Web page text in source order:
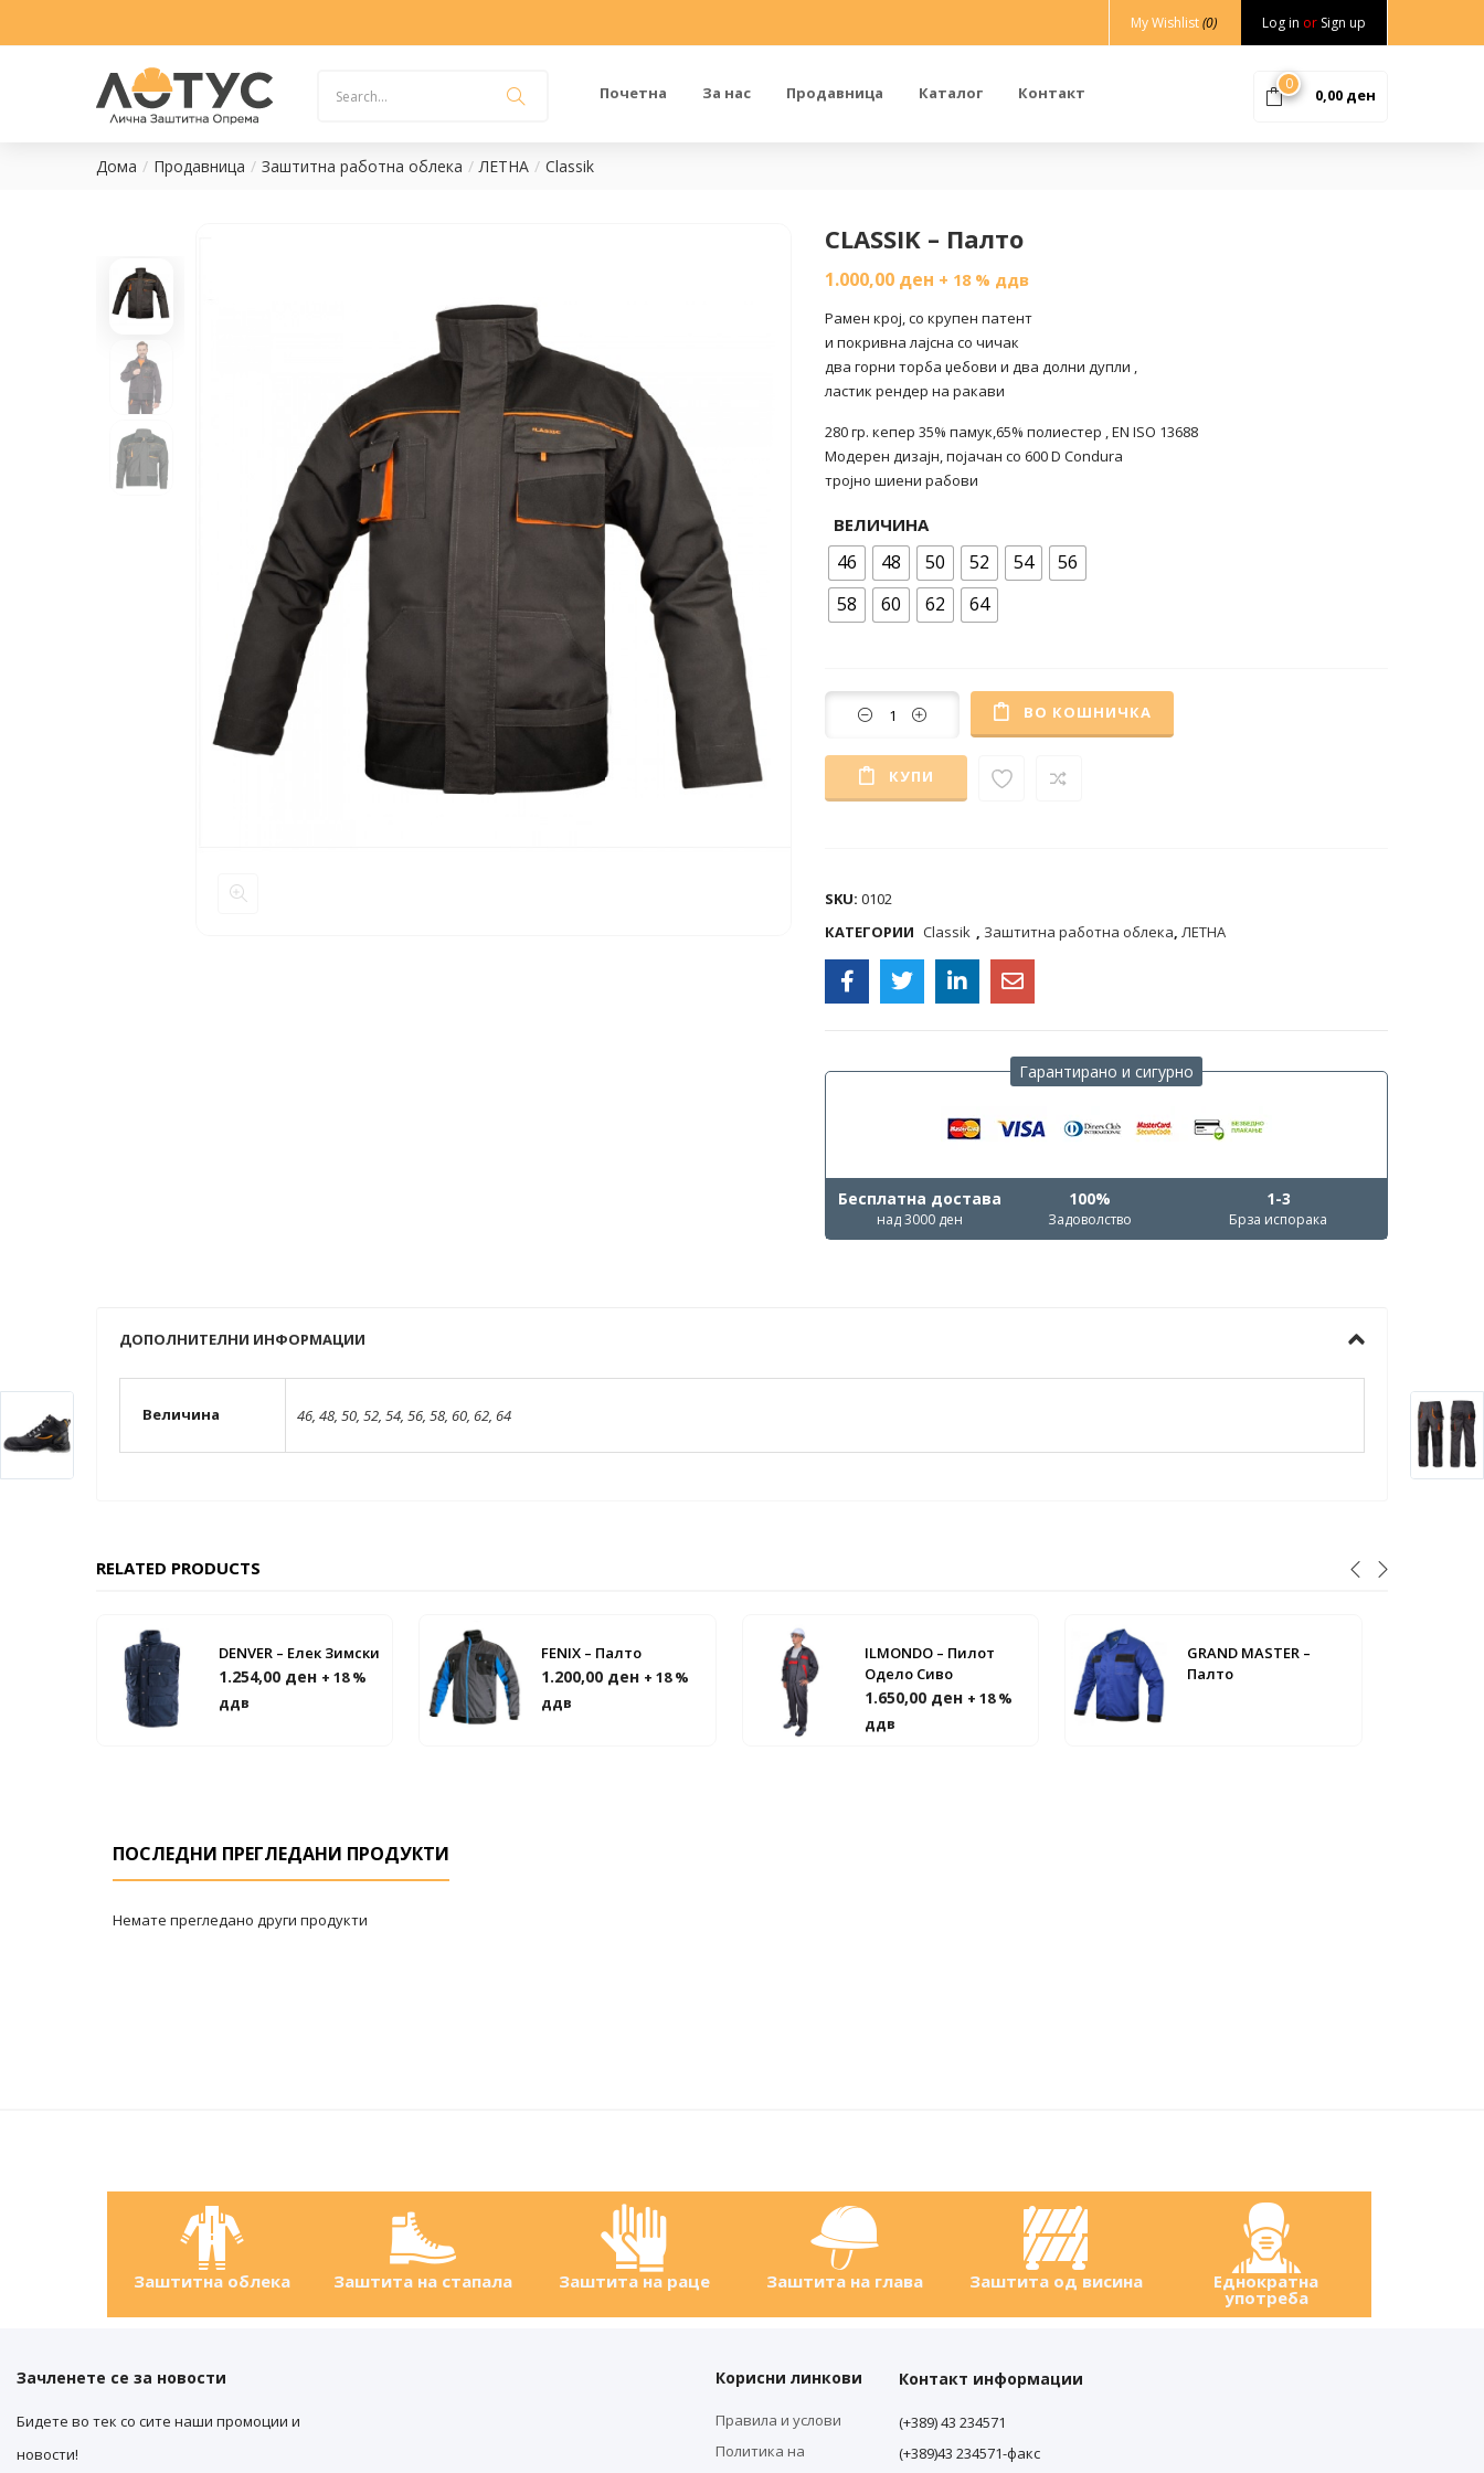
My Wishlist(0) Log in or Sign up
0
0,00 ден
Почетна За нас Продавница Каталог Контакт
Дома Продавница Заштитна работна облека ЛЕТНА Classik
CLASSIK – Палто
1.000,00 ден + 18 % ддв
Рамен крој, со крупен патент
и покривна лајсна со чичак
два горни торба џебови и два долни дупли ,
ластик рендер на ракави
280 гр. кепер 35% памук,65% полиестер , EN ISO 13688
Модерен дизајн, појачан со 600 D Condura
тројно шиени рабови
ВЕЛИЧИНА
46 48 50 52 54
56
58
60 62 64
ВО КОШНИЧКА
КУПИ
SKU: 0102
КАТЕГОРИИ Classik , Заштитна работна облека, ЛЕТНА
Гарантирано и сигурно
Бесплатна достава
над 3000 ден
100%
Задоволство
1-3
Брза испорака
ДОПОЛНИТЕЛНИ ИНФОРМАЦИИ
Величина 46, 48, 50, 52, 54, 56, 58, 60, 62, 64
RELATED PRODUCTS
DENVER – Елек Зимски
1.254,00 ден + 18 %
ддв
FENIX – Палто
1.200,00 ден + 18 %
ддв
ILMONDO – Пилот
Одело Сиво
1.650,00 ден + 18 %
ддв
GRAND MASTER –
Палто
ПОСЛЕДНИ ПРЕГЛЕДАНИ ПРОДУКТИ
Немате прегледано други продукти
Заштитна облека Заштита на стапала Заштита на раце Заштита на глава Заштита од висина Еднократна
употреба
Зачленете се за новости
Бидете во тек со сите наши промоции и
новости!
Контакт информации
(+389) 43 234571
(+389)43 234571-факс
Корисни линкови
Правила и услови
Политика на